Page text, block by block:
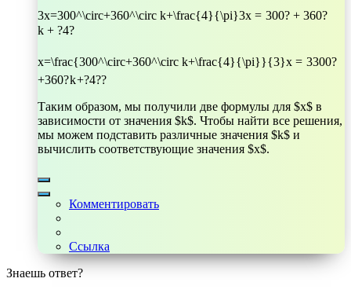
3x=300^\circ+360^\circ k+\frac{4}{\pi}3x = 300? + 360?
k + ?4?
x=\frac{300^\circ+360^\circ k+\frac{4}{\pi}}{3}x = 3300?
+360?k+?4??
Таким образом, мы получили две формулы для $x$ в
зависимости от значения $k$. Чтобы найти все решения,
мы можем подставить различные значения $k$ и
вычислить соответствующие значения $x$.
Комментировать
Ссылка
Знаешь ответ?